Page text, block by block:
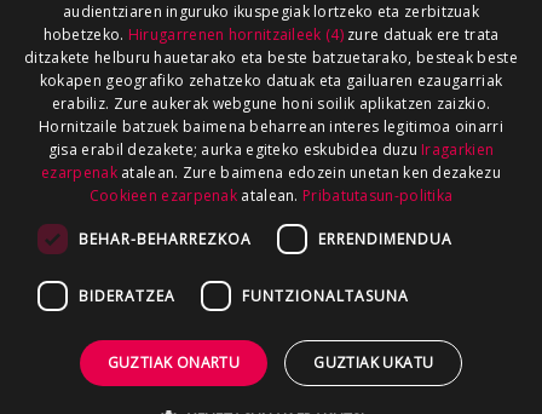
audientziaren inguruko ikuspegiak lortzeko eta zerbitzuak
hobetzeko. Hirugarrenen hornitzaileek (4)zure datuak ere trata
ditzakete helburu hauetarako eta beste batzuetarako, besteak beste
kokapen geografiko zehatzeko datuak eta gailuaren ezaugarriak
erabiliz. Zure aukerak webgune honi soilik aplikatzen zaizkio.
Hornitzaile batzuek baimena beharrean interes legitimoa oinarri
gisa erabil dezakete; aurka egiteko eskubidea duzu Iragarkien
ezarpenakatalean. Zure baimena edozein unetan ken dezakezu
Cookieen ezarpenak atalean. Pribatutasun-politika
BEHAR-BEHARREZKOA ERRENDIMENDUA
BIDERATZEA FUNTZIONALTASUNA
GUZTIAK ONARTU GUZTIAK UKATU